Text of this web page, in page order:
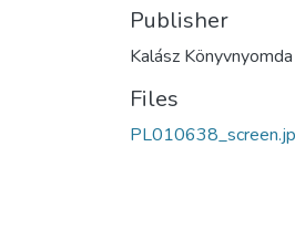
Publisher
Kalász Könyvnyomda
Files